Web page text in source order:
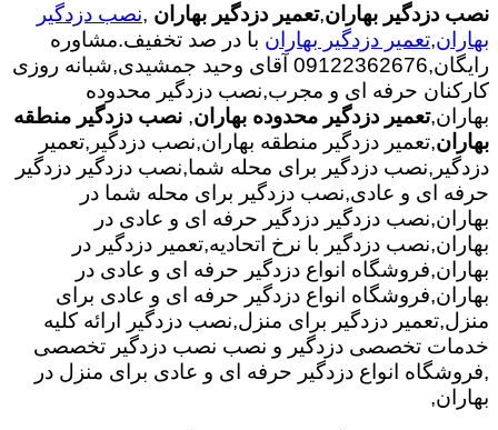
نصب دزدگیر بهاران,تعمیر دزدگیر بهاران ,نصب دزدگیر
بهاران,تعمیر دزدگیر بهاران با در صد تخفیف.مشاوره
رایگان,09122362676 آقای وحید جمشیدی,شبانه روزی
کارکنان حرفه ای و مجرب,نصب دزدگیر محدوده
بهاران,تعمیر دزدگیر محدوده بهاران, نصب دزدگیر منطقه
بهاران,تعمیر دزدگیر منطقه بهاران,نصب دزدگیر,تعمیر
دزدگیر,نصب دزدگیر برای محله شما,نصب دزدگیر دزدگیر
حرفه ای و عادی,نصب دزدگیر برای محله شما در
بهاران,نصب دزدگیر دزدگیر حرفه ای و عادی در
بهاران,نصب دزدگیر با نرخ اتحادیه,تعمیر دزدگیر در
بهاران,فروشگاه انواع دزدگیر حرفه ای و عادی در
بهاران,فروشگاه انواع دزدگیر حرفه ای و عادی برای
منزل,تعمیر دزدگیر برای منزل,نصب دزدگیر ارائه کلیه
خدمات تخصصی دزدگیر و نصب نصب دزدگیر تخصصی
,فروشگاه انواع دزدگیر حرفه ای و عادی برای منزل در
بهاران,